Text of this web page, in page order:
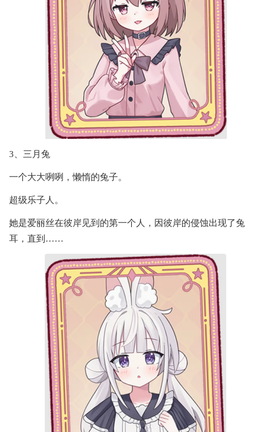
3、三月兔
一个大大咧咧，懒惰的兔子。
超级乐子人。
她是爱丽丝在彼岸见到的第一个人，因彼岸的侵蚀出现了兔
耳，直到……